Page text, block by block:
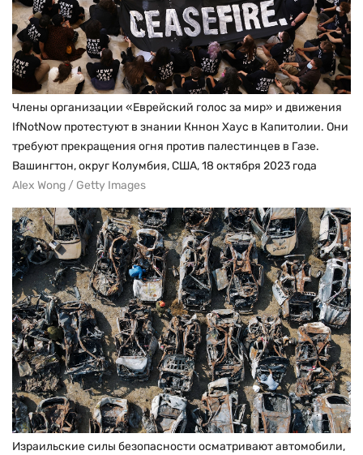
Члены организации «Еврейский голос за мир» и движения
IfNotNow протестуют в знании Кннон Хаус в Капитолии. Они
требуют прекращения огня против палестинцев в Газе.
Вашингтон, округ Колумбия, США, 18 октября 2023 года
Alex Wong / Getty Images
Израильские силы безопасности осматривают автомобили,